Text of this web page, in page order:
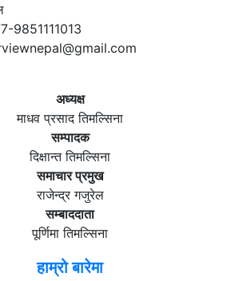
9851111013
अध्यक्ष
माधव प्रसाद तिमल्सिना
सम्पादक
दिक्षान्त तिमल्सिना
समाचार प्रमुख
राजेन्द्र गजुरेल
सम्बाददाता
पूर्णिमा तिमल्सिना
हाम्रो बारेमा